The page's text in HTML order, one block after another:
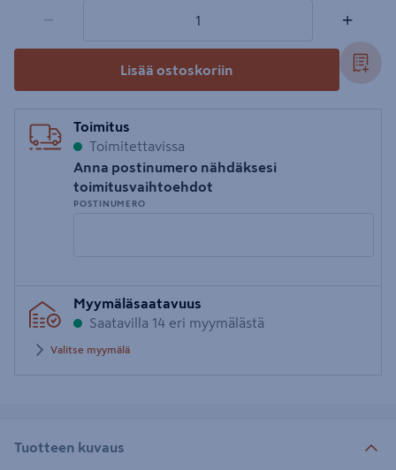
− +
Lisää ostoskoriin
Toimitus
Toimitettavissa
Anna postinumero nähdäksesi
toimitusvaihtoehdot
POSTINUMERO
postinumero
Myymäläsaatavuus
Saatavilla 14 eri myymälästä
Valitse myymälä
Tuotteen kuvaus